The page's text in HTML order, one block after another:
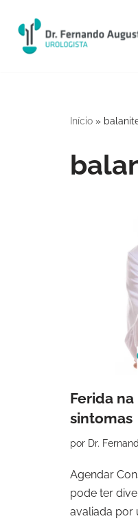
Pular
para
Início »
Ferida
sintomas
por Dr.
Agendar
pode ter
avaliada por